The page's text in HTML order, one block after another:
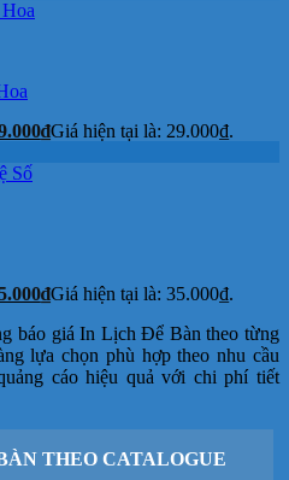
₫Giá hiện tại là: 29.000₫.
₫Giá hiện tại là: 35.000₫.
báo giá In Lịch Để Bàn theo từng
lựa chọn phù hợp theo nhu cầu
cáo hiệu quả với chi phí tiết
THEO CATALOGUE